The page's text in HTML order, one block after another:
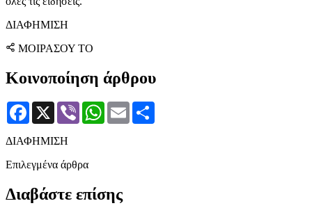
ΔΙΑΦΗΜΙΣΗ
ΜΟΙΡΑΣΟΥ ΤΟ
Κοινοποίηση άρθρου
Facebook
X Viber WhatsApp
Email
ΔΙΑΦΗΜΙΣΗ
Επιλεγμένα άρθρα
Διαβάστε επίσης